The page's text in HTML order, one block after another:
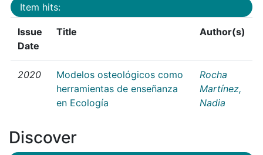
Item hits:
Issue
Date
Title Author(s)
2020
Modelos osteológicos como
herramientas de enseñanza
en Ecología
Rocha
Martínez,
Nadia
Discover